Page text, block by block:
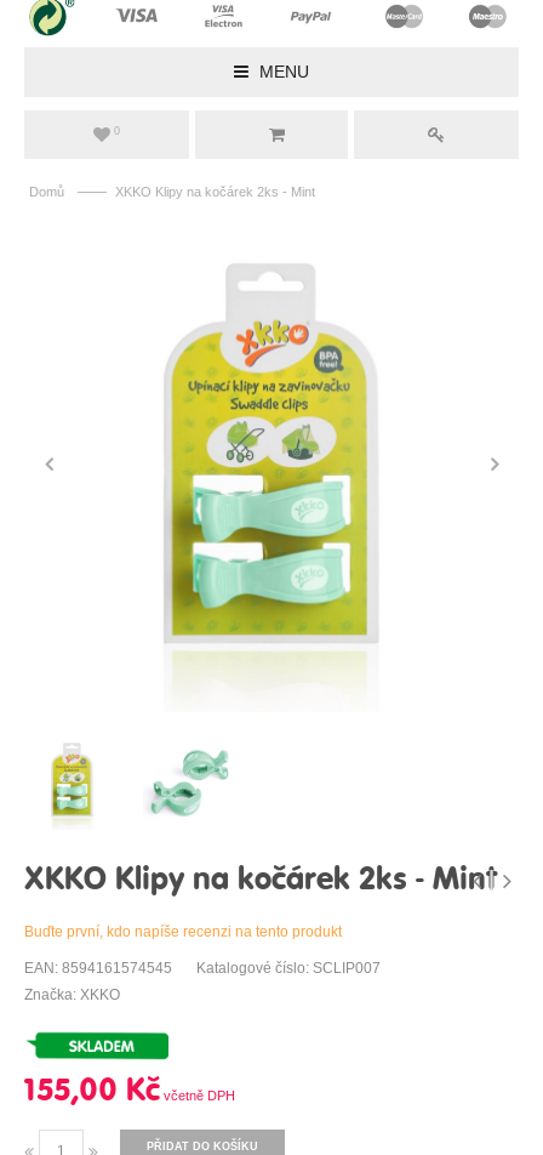
MENU
0
Domů —— XKKO Klipy na kočárek 2ks - Mint
XKKO Klipy na kočárek 2ks - Mint
Buďte první, kdo napíše recenzi na tento produkt
EAN: 8594161574545
Katalogové číslo: SCLIP007
Značka: XKKO
155,00 Kč
PŘIDAT DO KOŠÍKU